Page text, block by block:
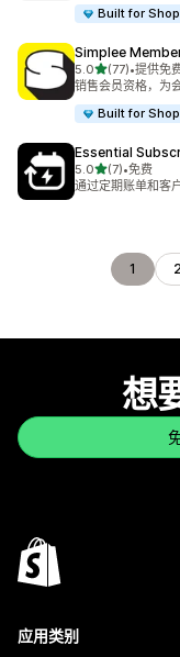
Built for
Simplee
5.0星（满分 5 星）
(77)
总共 77 条评论
•提供免
销售会员资格，为
Built for
Essential
5.0星（满分 5 星）
(7)
总共 7 条评论
•免费
通过定期账单和客
1 2
想
应用类别